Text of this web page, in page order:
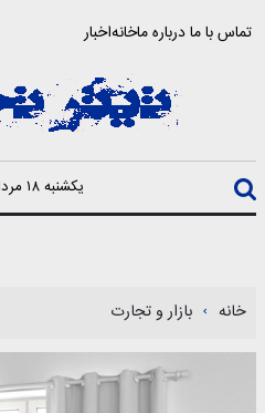
تماس با مادرباره ماخانهاخبار
یکشنبه ۱۸ مرداد ۱۴۰۵
خانه بازار و تجارت